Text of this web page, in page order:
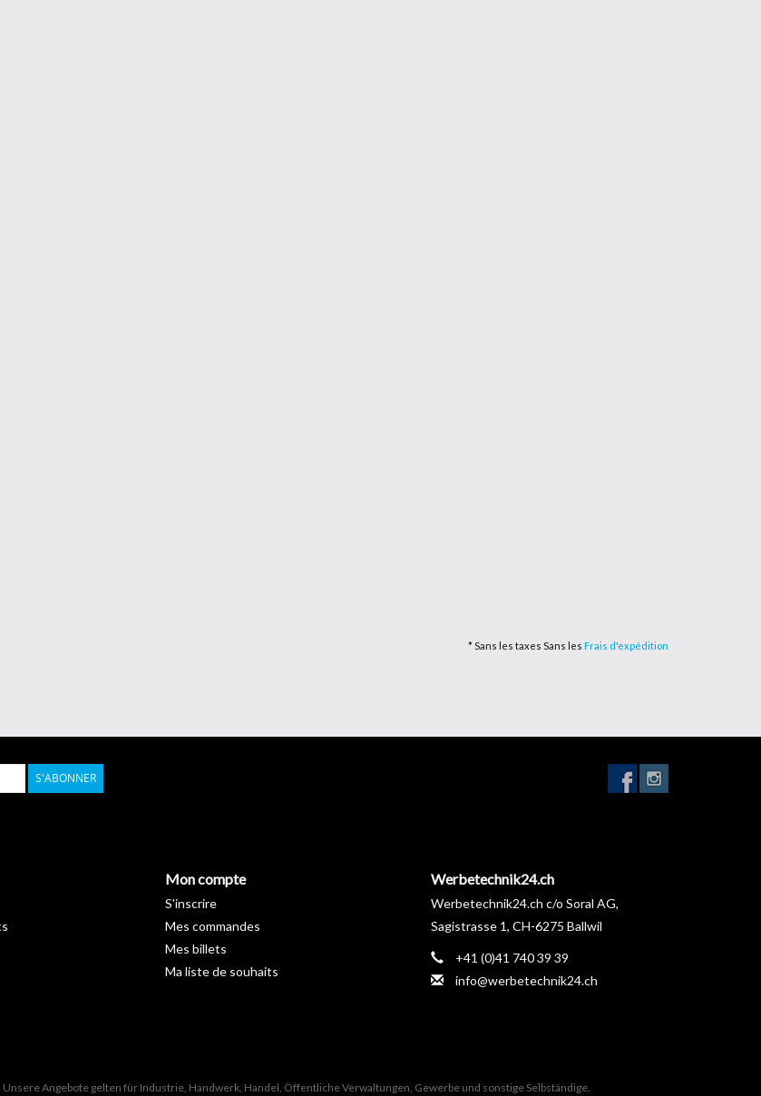
* Sans les taxes Sans les Frais d'expédition
S'ABONNER
Mon compte
S'inscrire
Mes commandes
Mes billets
Ma liste de souhaits
Werbetechnik24.ch
Werbetechnik24.ch c/o Soral AG,
Sagistrasse 1, CH-6275 Ballwil
+41 (0)41 740 39 39
info@werbetechnik24.ch
Angebote gelten für Industrie, Handwerk, Handel, Öffentliche Verwaltungen, Gewerbe und sonstige Selbständige.